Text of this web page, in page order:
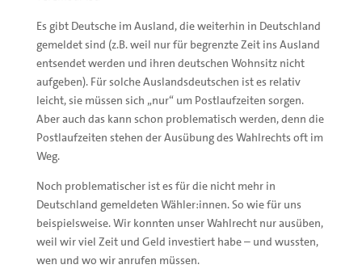
Es gibt Deutsche im Ausland, die weiterhin in Deutschland
gemeldet sind (z.B. weil nur für begrenzte Zeit ins Ausland
entsendet werden und ihren deutschen Wohnsitz nicht
aufgeben). Für solche Auslandsdeutschen ist es relativ
leicht, sie müssen sich „nur“ um Postlaufzeiten sorgen.
Aber auch das kann schon problematisch werden, denn die
Postlaufzeiten stehen der Ausübung des Wahlrechts oft im
Weg.
Noch problematischer ist es für die nicht mehr in
Deutschland gemeldeten Wähler:innen. So wie für uns
beispielsweise. Wir konnten unser Wahlrecht nur ausüben,
weil wir viel Zeit und Geld investiert habe – und wussten,
wen und wo wir anrufen müssen.